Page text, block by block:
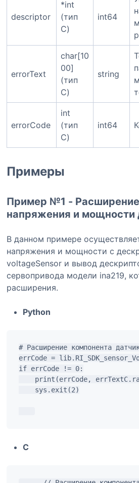
descriptor
*int
(тип
C)
int64
errorText
char[10
00]
(тип
C)
string
errorCode
int
(тип
C)
int64
Примеры
Пример №1 - Расширение
напряжения и мощности
В данном примере
напряжения и мощности с
voltageSensor и вывод
сервопривода модели ina219,
расширения.
Python
# Расширение компонента
errCode =
if errCode != 0:
print(errCode,
    sys.exit(2)
C